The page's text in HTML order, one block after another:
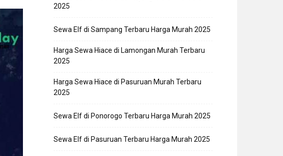
2025
Sewa Elf di Sampang Terbaru Harga Murah 2025
Harga Sewa Hiace di Lamongan Murah Terbaru
2025
Harga Sewa Hiace di Pasuruan Murah Terbaru
2025
Sewa Elf di Ponorogo Terbaru Harga Murah 2025
Sewa Elf di Pasuruan Terbaru Harga Murah 2025